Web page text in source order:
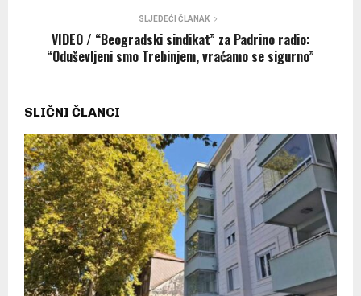
SLJEDEĆI ČLANAK
VIDEO / “Beogradski sindikat” za Padrino radio:
“Oduševljeni smo Trebinjem, vraćamo se sigurno”
SLIČNI ČLANCI